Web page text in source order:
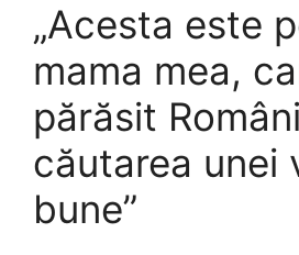
„Acesta este
mama mea,
părăsit
căutarea unei
bune”